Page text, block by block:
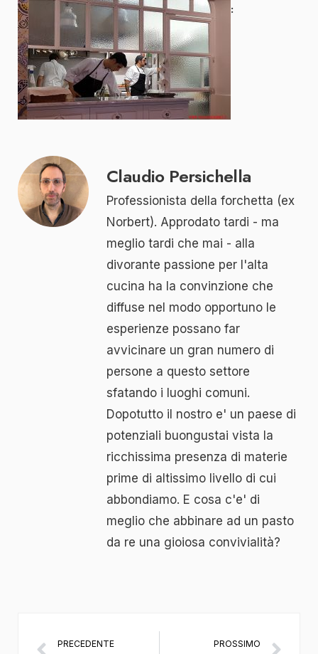
Claudio Persichella
Professionista della forchetta (ex
Norbert). Approdato tardi - ma
meglio tardi che mai - alla
divorante passione per l'alta
cucina ha la convinzione che
diffuse nel modo opportuno le
esperienze possano far
avvicinare un gran numero di
persone a questo settore
sfatando i luoghi comuni.
Dopotutto il nostro e' un paese di
potenziali buongustai vista la
ricchissima presenza di materie
prime di altissimo livello di cui
abbondiamo. E cosa c'e' di
meglio che abbinare ad un pasto
da re una gioiosa convivialità?
PRECEDENTE PROSSIMO